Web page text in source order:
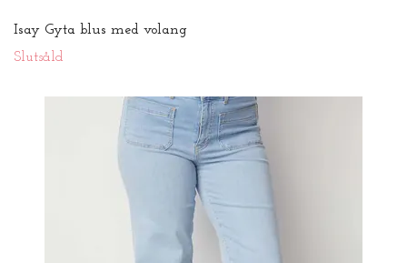
Isay Gyta blus med volang
Slutsåld